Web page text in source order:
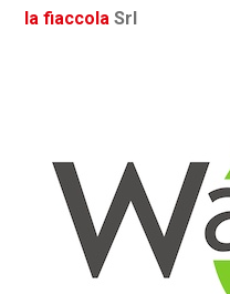
la fiaccola Srl